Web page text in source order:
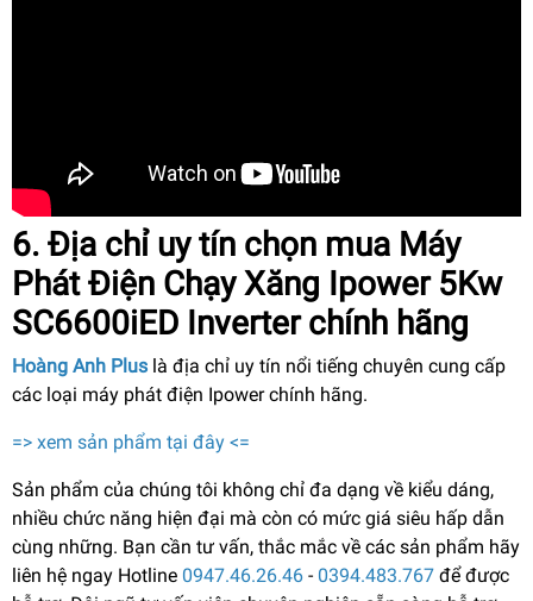
6. Địa chỉ uy tín chọn mua Máy
Phát Điện Chạy Xăng Ipower 5Kw
SC6600iED Inverter chính hãng
Hoàng Anh Plus là địa chỉ uy tín nổi tiếng chuyên cung cấp
các loại máy phát điện Ipower chính hãng.
=> xem sản phẩm tại đây <=
Sản phẩm của chúng tôi không chỉ đa dạng về kiểu dáng,
nhiều chức năng hiện đại mà còn có mức giá siêu hấp dẫn
cùng những. Bạn cần tư vấn, thắc mắc về các sản phẩm hãy
liên hệ ngay Hotline 0947.46.26.46 - 0394.483.767 để được